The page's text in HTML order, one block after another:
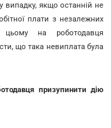
якщо останній не
плати з незалежних
на роботодавця
що така невиплата була
призупинити дію